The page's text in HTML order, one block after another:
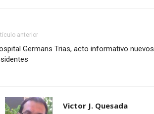
anterior
Germans Trias, acto informativo nuevos
Victor J. Quesada